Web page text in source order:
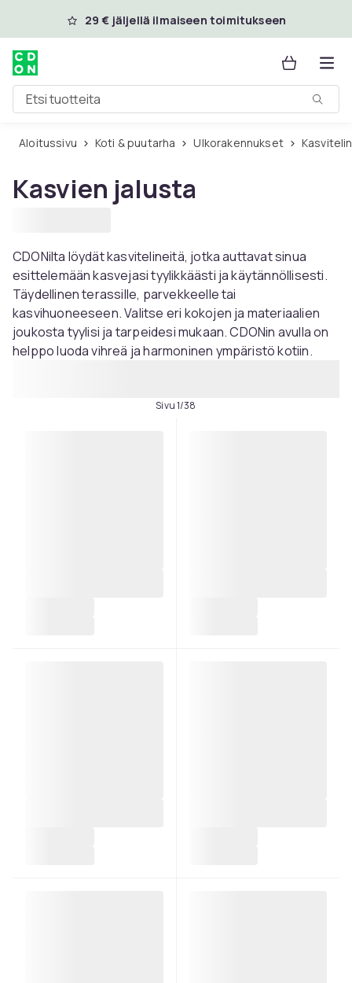
Ohita ja siirry pääsisältöön
29 € jäljellä ilmaiseen toimitukseen
Etsi tuotteita
Aloitussivu Koti & puutarha Ulkorakennukset
Kasvien jalusta
CDONilta löydät kasvitelineitä, jotka auttavat sinua
esittelemään kasvejasi tyylikkäästi ja käytännöllisesti.
Täydellinen terassille, parvekkeelle tai
kasvihuoneeseen. Valitse eri kokojen ja materiaalien
joukosta tyylisi ja tarpeidesi mukaan. CDONin avulla on
helppo luoda vihreä ja harmoninen ympäristö kotiin.
Sivu 1/38